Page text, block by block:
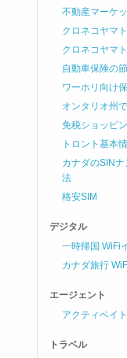
不動産マーケ
クロネコヤマ
クロネコヤマ
自動車保険の
ワーホリ向け
オンタリオ州
免税ショッピ
トロント基本
カナダのSIN
法
格安SIM
デジタル
一時帰国 WiFi
カナダ旅行
エージェント
アクティベイ
トラベル